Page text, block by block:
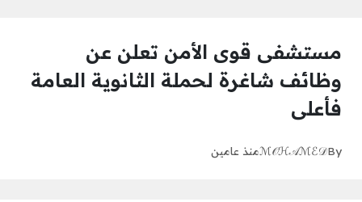
مستشفى قوى الأمن تعلن عن
وظائف شاغرة لحملة الثانوية العامة
فأعلى
By
ℳ𝒪ℋ𝒜ℳℰ𝒟منذ عامين